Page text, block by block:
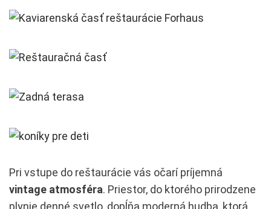
Pri vstupe do reštaurácie vás očarí príjemná
vintage atmosféra. Priestor, do ktorého prirodzene
plynie denné svetlo, dopĺňa moderná hudba, ktorá